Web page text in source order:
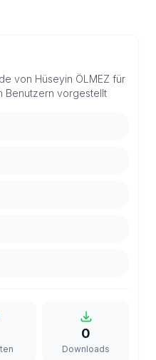
von Hüseyin ÖLMEZ für
Benutzern vorgestellt
0
Downloads